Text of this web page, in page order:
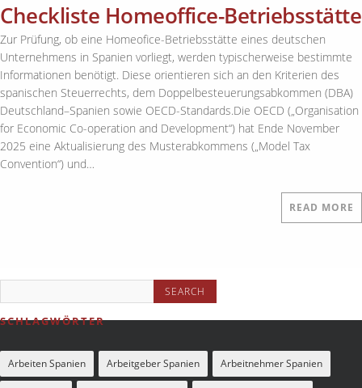
Checkliste Homeoffice-Betriebsstätte
Zur Prüfung, ob eine Homeofice-Betriebsstätte eines deutschen
Unternehmens in Spanien vorliegt, werden typischerweise bestimmte
Informationen benötigt. Diese orientieren sich an den Kriterien des
spanischen Steuerrechts, dem Doppelbesteuerungsabkommen (DBA)
Deutschland–Spanien sowie OECD-Standards.Die OECD („Organisation
for Economic Co-operation and Development“) hat Ende November
2025 eine Aktualisierung des Musterabkommens („Model Tax
Convention“) und…
READ MORE
SCHLAGWÖRTER
Arbeiten Spanien Arbeitgeber Spanien Arbeitnehmer Spanien